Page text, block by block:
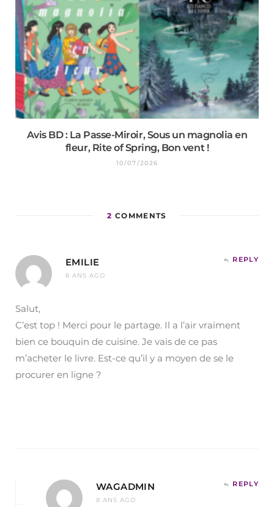
Avis BD : La Passe-Miroir, Sous un magnolia en
fleur, Rite of Spring, Bon vent !
10/07/2026
2 COMMENTS
EMILIE
8 ANS AGO
REPLY
Salut,
C’est top ! Merci pour le partage. Il a l’air vraiment
bien ce bouquin de cuisine. Je vais de ce pas
m’acheter le livre. Est-ce qu’il y a moyen de se le
procurer en ligne ?
WAGADMIN
8 ANS AGO
REPLY